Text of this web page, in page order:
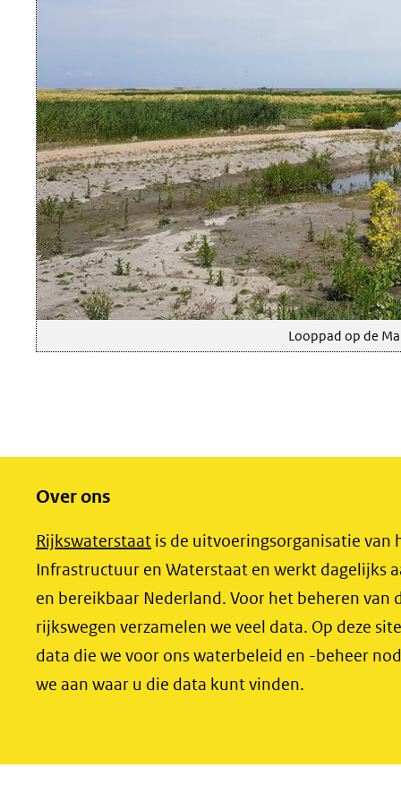
Looppad op de
Over ons
Rijkswaterstaat (opent
in
nieuw
venster)
(verwijst
naar
website)
is de uitvoeringsorganisatie van
Infrastructuur en Waterstaat en werkt dagelijks
en bereikbaar Nederland. Voor het beheren van
rijkswegen verzamelen we veel data. Op deze
data die we voor ons waterbeleid en -beheer
we aan waar u die data kunt vinden.